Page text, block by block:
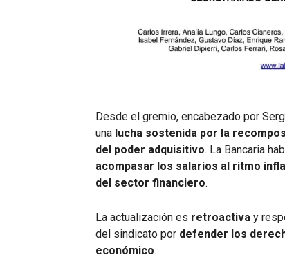
Desde el gremio, encabezado por
una lucha sostenida por la
del poder adquisitivo. La Bancaria
acompasar los salarios al ritmo
del sector financiero.
La actualización es retroactiva y
del sindicato por defender los
económico.